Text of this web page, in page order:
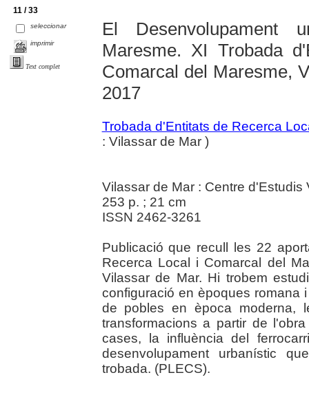
11 / 33
seleccionar
imprimir
Text complet
El Desenvolupament
Maresme. XI Trobada
Comarcal del Maresme,
2017
Trobada d'Entitats de Recerca
: Vilassar de Mar )
Vilassar de Mar : Centre d'Estudis
253 p. ; 21 cm
ISSN 2462-3261
Publicació que recull les 22
Recerca Local i Comarcal del
Vilassar de Mar. Hi trobem
configuració en èpoques romana
de pobles en època moderna,
transformacions a partir de
cases, la influència del
desenvolupament urbanístic
trobada. (PLECS).